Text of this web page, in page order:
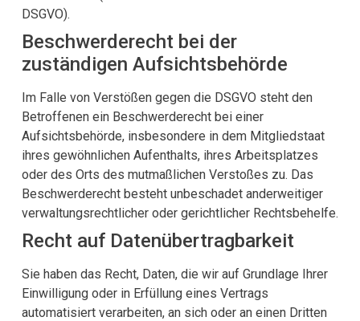
DSGVO).
Beschwerde­recht bei der
zuständigen Aufsichts­behörde
Im Falle von Verstößen gegen die DSGVO steht den
Betroffenen ein Beschwerderecht bei einer
Aufsichtsbehörde, insbesondere in dem Mitgliedstaat
ihres gewöhnlichen Aufenthalts, ihres Arbeitsplatzes
oder des Orts des mutmaßlichen Verstoßes zu. Das
Beschwerderecht besteht unbeschadet anderweitiger
verwaltungsrechtlicher oder gerichtlicher Rechtsbehelfe.
Recht auf Daten­übertrag­barkeit
Sie haben das Recht, Daten, die wir auf Grundlage Ihrer
Einwilligung oder in Erfüllung eines Vertrags
automatisiert verarbeiten, an sich oder an einen Dritten